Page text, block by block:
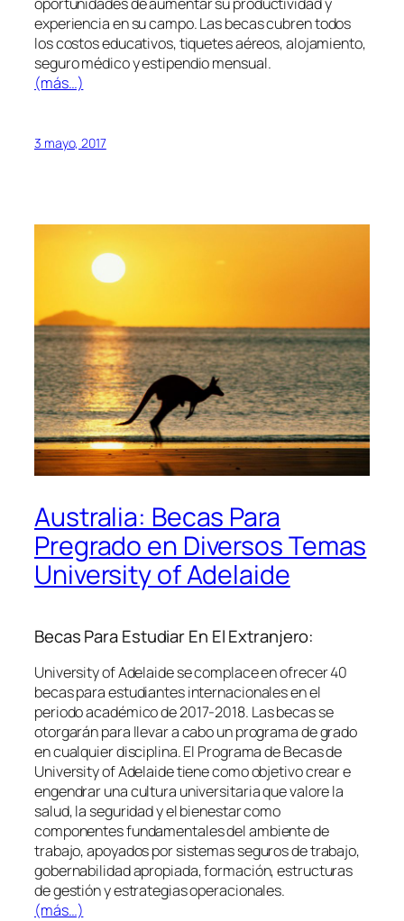
experiencia en su campo. Las becas cubren todos
los costos educativos, tiquetes aéreos, alojamiento,
seguro médico y estipendio mensual.
(más…)
3 mayo, 2017
Australia: Becas Para
Pregrado en Diversos Temas
University of Adelaide
Becas Para Estudiar En El Extranjero:
University of Adelaide se complace en ofrecer 40
becas para estudiantes internacionales en el
periodo académico de 2017-2018. Las becas se
otorgarán para llevar a cabo un programa de grado
en cualquier disciplina. El Programa de Becas de
University of Adelaide tiene como objetivo crear e
engendrar una cultura universitaria que valore la
salud, la seguridad y el bienestar como
componentes fundamentales del ambiente de
trabajo, apoyados por sistemas seguros de trabajo,
gobernabilidad apropiada, formación, estructuras
de gestión y estrategias operacionales.
(más…)